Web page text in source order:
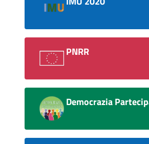
PNRR
Democrazia